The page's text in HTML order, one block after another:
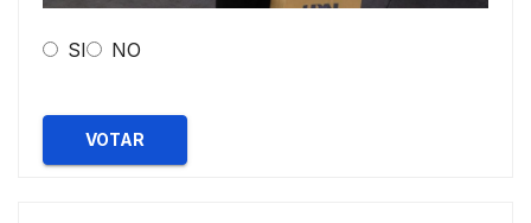
SI NO
VOTAR